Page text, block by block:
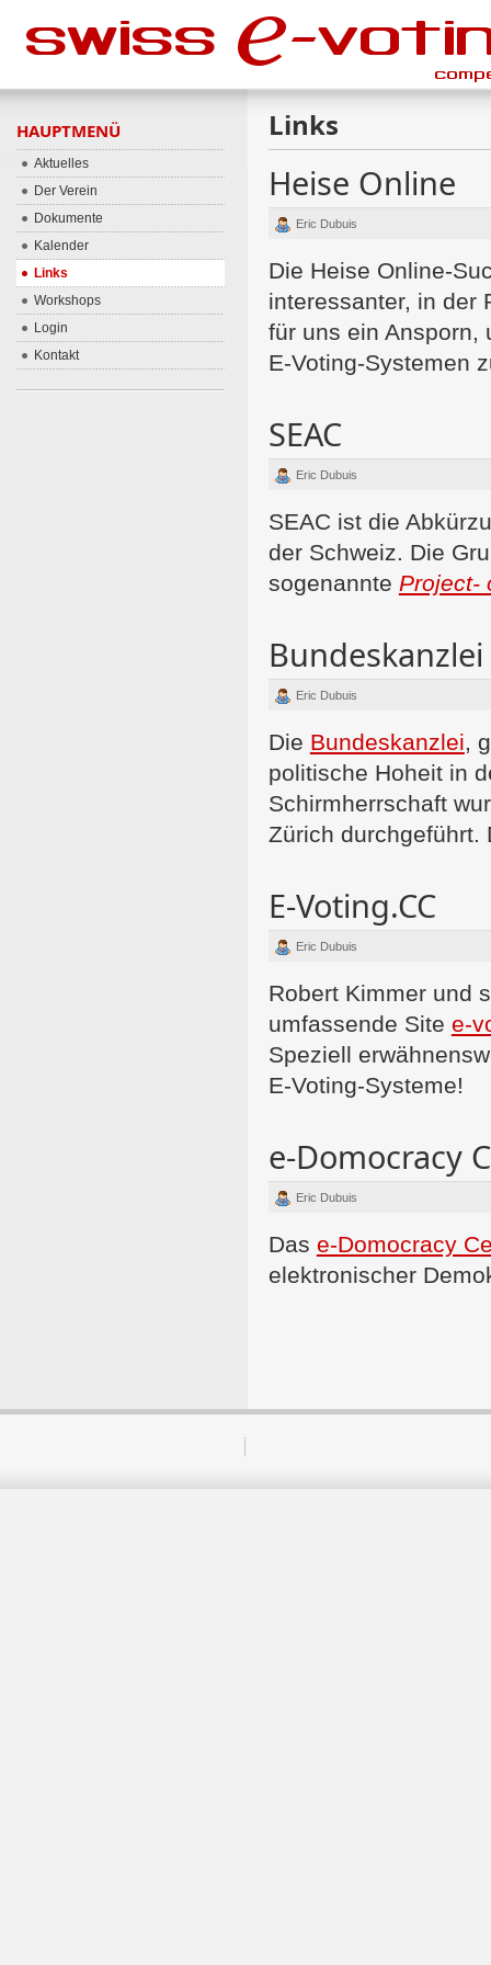
Links
Heise Online
Eric Dubuis
Die Heise Online-
interessanter, in der
für uns ein Ansporn,
E-Voting-Systemen
SEAC
Eric Dubuis
SEAC ist die
der Schweiz. Die
sogenannte Project-
Bundeskanzlei
Eric Dubuis
Die Bundeskanzlei,
politische Hoheit in
Schirmherrschaft
Zürich durchgeführt.
E-Voting.CC
Eric Dubuis
Robert Kimmer und
umfassende Site e-
Speziell
E-Voting-Systeme!
e-Domocracy
Eric Dubuis
Das e-Domocracy
elektronischer
HAUPTMENÜ
Aktuelles
Der Verein
Dokumente
Kalender
Links
Workshops
Login
Kontakt